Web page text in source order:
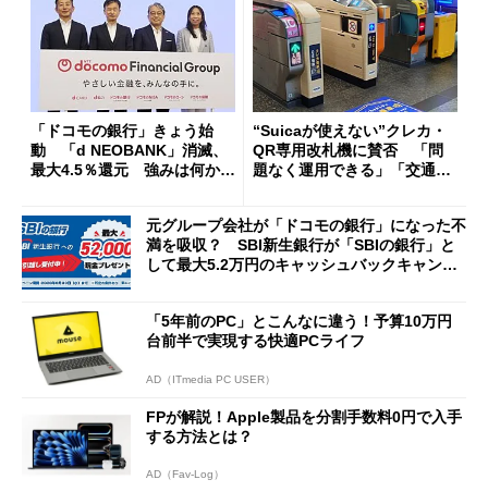
「ドコモの銀行」きょう始
動 「d NEOBANK」消滅、
最大4.5％還元 強みは何か解
“Suicaが使えない”クレカ・
QR専用改札機に賛否 「問
題なく運用できる」「交通系I
元グループ会社が「ドコモの銀行」になった不
満を吸収？ SBI新生銀行が「SBIの銀行」と
して最大5.2万円のキャッシュバックキャンペ
「5年前のPC」とこんなに違う！予算10万円
台前半で実現する快適PCライフ
AD（ITmedia PC USER）
FPが解説！Apple製品を分割手数料0円で入手
する方法とは？
AD（Fav-Log）